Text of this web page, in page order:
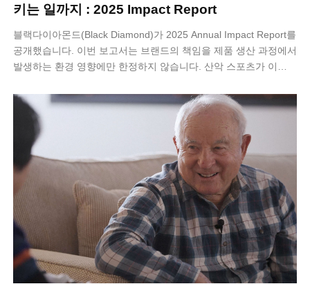
키는 일까지 : 2025 Impact Report
블랙다이아몬드(Black Diamond)가 2025 Annual Impact Report를
공개했습니다. 이번 보고서는 브랜드의 책임을 제품 생산 과정에서
발생하는 환경 영향에만 한정하지 않습니다. 산악 스포츠가 이…